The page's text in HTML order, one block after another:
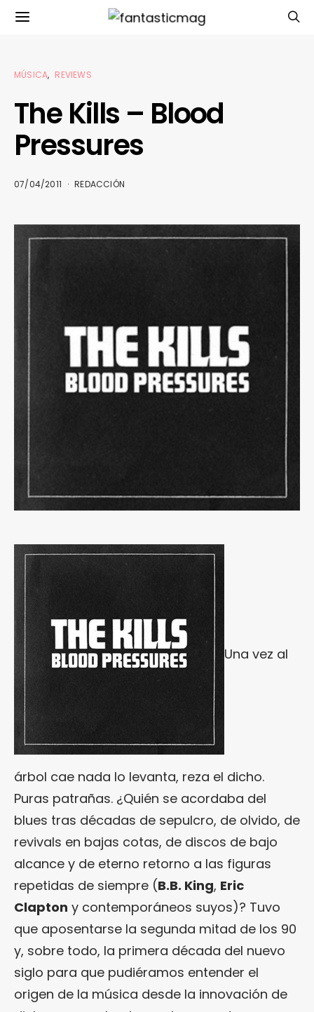
MÚSICA REVIEWS
The Kills – Blood
Pressures
07/04/2011 REDACCIÓN
Una vez al
árbol cae nada lo levanta, reza el dicho.
Puras patrañas. ¿Quién se acordaba del
blues tras décadas de sepulcro, de olvido, de
revivals en bajas cotas, de discos de bajo
alcance y de eterno retorno a las figuras
repetidas de siempre (B.B. King, Eric
Clapton y contemporáneos suyos)? Tuvo
que aposentarse la segunda mitad de los 90
y, sobre todo, la primera década del nuevo
siglo para que pudiéramos entender el
origen de la música desde la innovación de